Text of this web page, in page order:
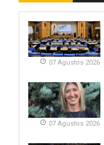
07 Agustos 2026
07 Agustos 2026